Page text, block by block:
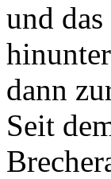
und
dann
Seit